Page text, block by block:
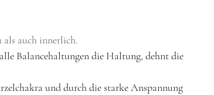
als auch innerlich.
Balancehaltungen die Haltung, dehnt die
und durch die starke Anspannung